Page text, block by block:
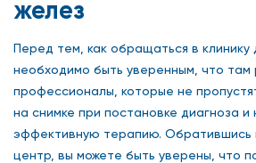
желез
Перед тем, как обращаться в клинику
необходимо быть уверенным, что
профессионалы, которые не
на снимке при постановке диагноза и
эффективную терапию. Обратившись
центр, вы можете быть уверены, что